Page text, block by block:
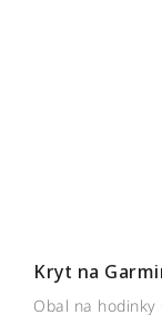
Kryt na
Obal na